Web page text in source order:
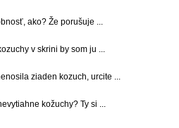
ako? Že porušuje ...
v skrini by som ju ...
ziaden kozuch, urcite ...
kožuchy? Ty si ...